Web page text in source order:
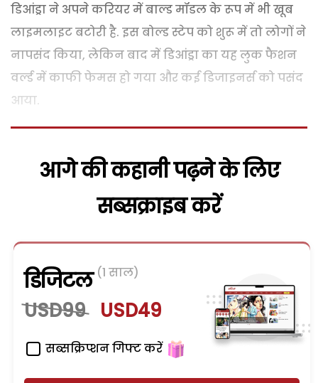
डिआंड्रा ने अपने करियर में बाल्ड मॉडल के रूप में भी खूब
लाइमलाइट बटोरी है. इस बोल्ड स्टेप को शुरू में तो लोगों ने
नापसंद किया, लेकिन बाद में डिआंड्रा का यह लुक फैशन
वर्ल्ड में काफी फेमस हो गया और कई डिजाइनर्स को पसंद
आया.
आगे की कहानी पढ़ने के लिए
सब्सक्राइब करें
डिजिटल (1 साल)
USD99 USD49
सब्सक्रिप्शन गिफ्ट करें